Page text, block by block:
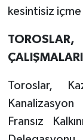
kesintisiz içme
Toroslar,
Fransız